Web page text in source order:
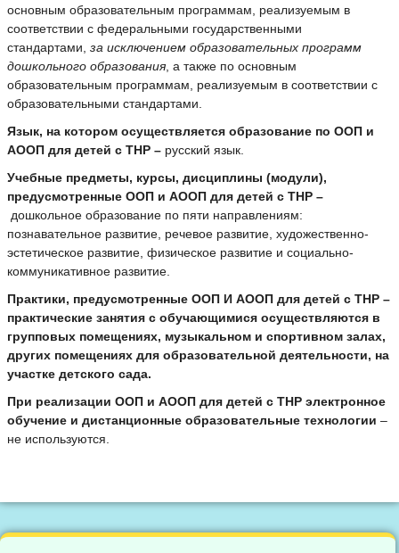
основным образовательным программам, реализуемым в
соответствии с федеральными государственными
стандартами, за исключением образовательных программ
дошкольного образования , а также по основным
образовательным программам, реализуемым в соответствии с
образовательными стандартами.
Язык, на котором осуществляется образование по ООП и
АООП для детей с ТНР – русский язык.
Учебные предметы, курсы, дисциплины (модули),
предусмотренные ООП и АООП для детей с ТНР –
дошкольное образование по пяти направлениям:
познавательное развитие, речевое развитие, художественно-
эстетическое развитие, физическое развитие и социально-
коммуникативное развитие.
Практики, предусмотренные ООП И АООП для детей с ТНР –
практические занятия с обучающимися осуществляются в
групповых помещениях, музыкальном и спортивном залах,
других помещениях для образовательной деятельности, на
участке детского сада.
При реализации ООП и АООП для детей с ТНР электронное
обучение и дистанционные образовательные технологии –
не используются.